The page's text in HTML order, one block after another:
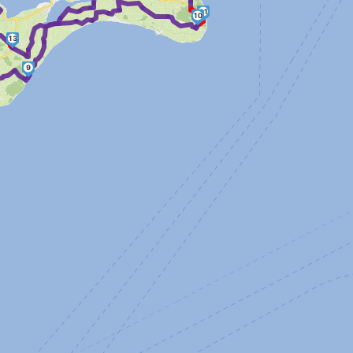
9
1011
13